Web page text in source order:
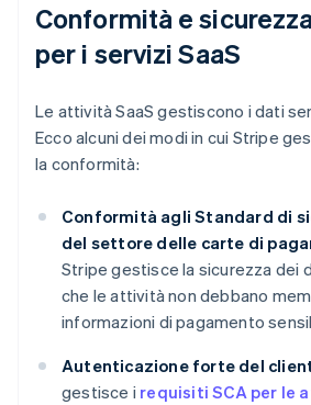
Conformità e
per i servizi SaaS
Le attività SaaS gestiscono i dati
Ecco alcuni dei modi in cui Stripe
la conformità:
Conformità agli Standard di
del settore delle carte di
Stripe gestisce la sicurezza dei
che le attività non debbano
informazioni di pagamento
Autenticazione forte del
gestisce i requisiti SCA per le